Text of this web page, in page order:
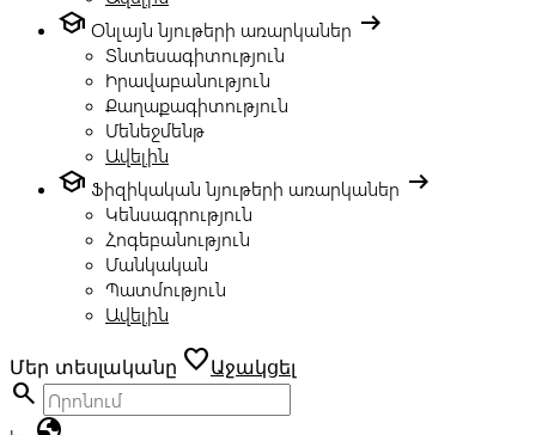
school Օնլայն նյութերի առարկաներ arrow_right_alt
Տնտեսագիտություն
Իրավաբանություն
Քաղաքագիտություն
Մենեջմենթ
Ավելին
school Ֆիզիկական նյութերի առարկաներ arrow_right_alt
Կենսագրություն
Հոգեբանություն
Մանկական
Պատմություն
Ավելին
Մեր տեսլականը favoriteԱջակցել
search